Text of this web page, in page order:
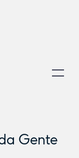
Gente